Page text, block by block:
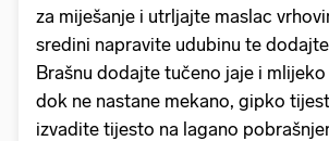
za miješanje i utrljajte maslac
sredini napravite udubinu te
Brašnu dodajte tučeno jaje i
dok ne nastane mekano, gipko
izvadite tijesto na lagano